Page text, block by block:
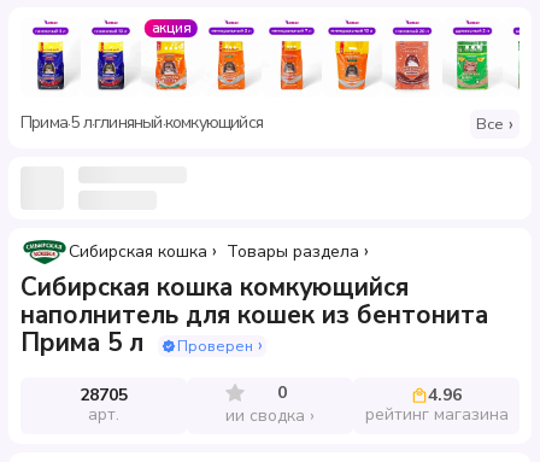
акция
Прима·5 л·глиняный·комкующийся Все
Сибирская кошка Товары раздела
Сибирская кошка комкующийся
наполнитель для кошек из бентонита
Прима 5 л
Проверен
28705
арт.
0
ии сводка
4.96
рейтинг магазина